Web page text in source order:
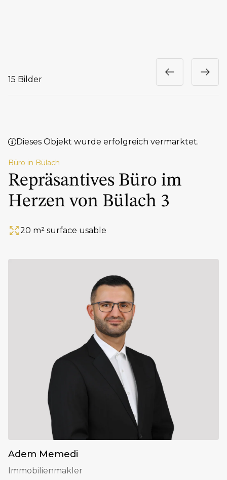
15 Bilder
Dieses Objekt wurde erfolgreich vermarktet.
Büro in Bülach
Repräsantives Büro im
Herzen von Bülach 3
Fläche
20 m² surface usable
Adem Memedi
Immobilienmakler